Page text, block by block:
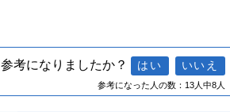
参考になりましたか？
参考になった人の数：13人中8人